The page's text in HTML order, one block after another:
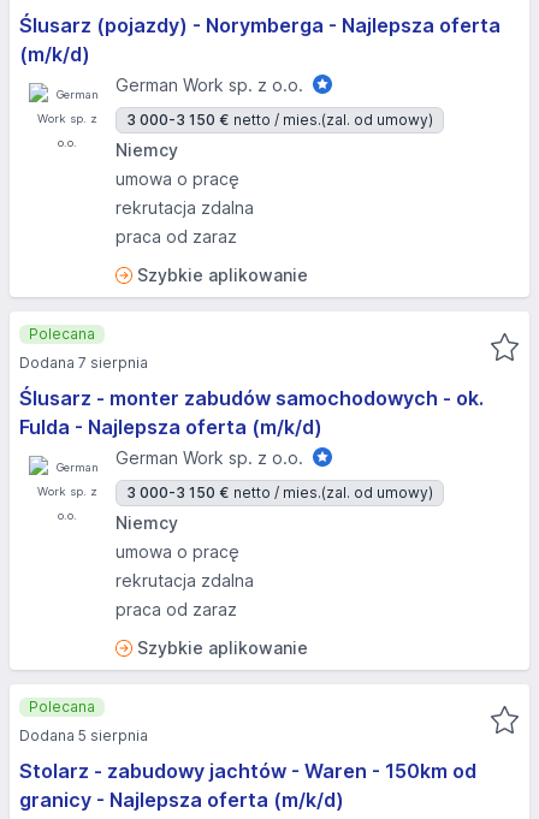
Ślusarz (pojazdy) - Norymberga - Najlepsza oferta
(m/k/d)
German Work sp. z o.o.
3 000-3 150 € netto / mies.(zal. od umowy)
Niemcy
umowa o pracę
rekrutacja zdalna
praca od zaraz
Szybkie aplikowanie
Ślusarz - monter zabudów samochodowych - ok.
Fulda - Najlepsza oferta (m/k/d)
German Work sp. z o.o.
3 000-3 150 € netto / mies.(zal. od umowy)
Niemcy
umowa o pracę
rekrutacja zdalna
praca od zaraz
Szybkie aplikowanie
Polecana
Dodana 7 sierpnia
Stolarz - zabudowy jachtów - Waren - 150km od
granicy - Najlepsza oferta (m/k/d)
Polecana
Dodana 5 sierpnia